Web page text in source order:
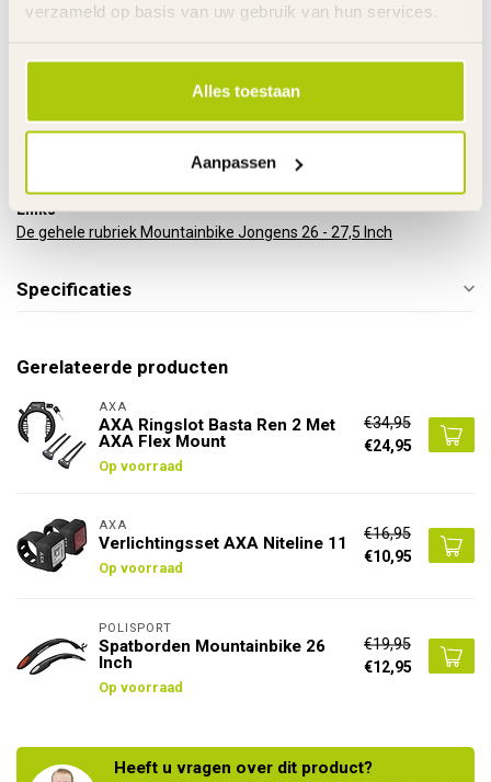
verzameld op basis van uw gebruik van hun services.
Alles toestaan
Aanpassen
Stuurhoogte
Niet verstelbaar
Bel
Metaal
Metaal
Voor gemonteerd
85%
2 Jaar m.u.v. slijtageonderdelen
Links
De gehele rubriek Mountainbike Jongens 26 - 27,5 Inch
Specificaties
Gerelateerde producten
AXA
AXA Ringslot Basta Ren 2 Met
AXA Flex Mount
Op voorraad
€34,95
€24,95
AXA
Verlichtingsset AXA Niteline 11
Op voorraad
€16,95
€10,95
POLISPORT
Spatborden Mountainbike 26
Inch
Op voorraad
€19,95
€12,95
Heeft u vragen over dit product?